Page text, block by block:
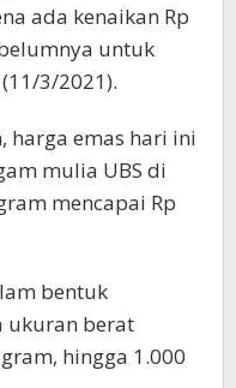
ada kenaikan Rp
untuk
3/2021).
harga emas hari ini
mulia UBS di
mencapai Rp
bentuk
ukuran berat
hingga 1.000